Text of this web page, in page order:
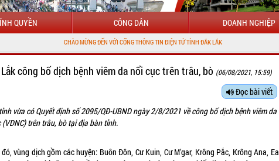
QUYỀN CÔNG DÂN DOANH NGHIỆP
CHÀO MỪNG ĐẾN VỚI CỔNG THÔNG TIN ĐIỆN TỬ TỈNH ĐẮK LẮK
công bố dịch bệnh viêm da nổi cục trên trâu, bò (06/08/2021, 15:59)
Đọc bài viết
vừa có Quyết định số 2095/QĐ-UBND ngày 2/8/2021 về công bố dịch bệnh viêm da
(VDNC) trên trâu, bò tại địa bàn tỉnh.
vùng dịch gồm các huyện: Buôn Đôn, Cư Kuin, Cư M’gar, Krông Pắc, Krông Ana, Ea